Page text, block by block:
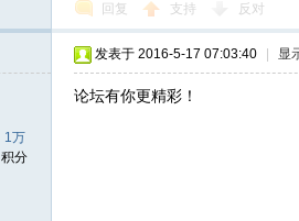
回复 支持 反对
1万
积分
发表于 2016-5-17 07:03:40 显
论坛有你更精彩！